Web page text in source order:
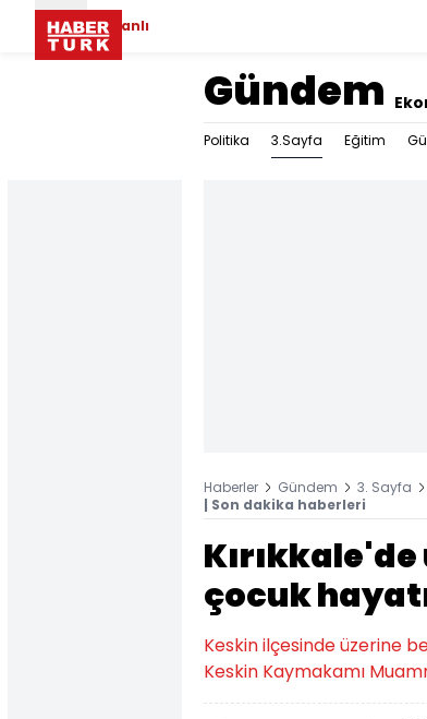
Canlı
Gündem
Politika 3.Sayfa Eğitim
Haberler Gündem 3. Sayfa
| Son dakika haberleri
çocuk
Keskin ilçesinde üzerine
Keskin Kaymakamı